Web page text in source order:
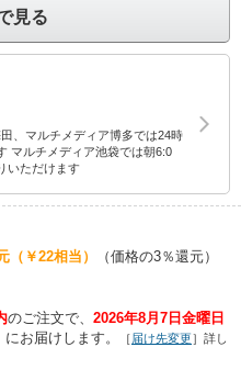
見る
、マルチメディア博多では24時
マルチメディア池袋では朝6:0
いただけます
（￥22相当） （価格の3％還元）
のご注文で、 2026年8月7日金曜日
にお届けします。 ［ 届け先変更］詳し